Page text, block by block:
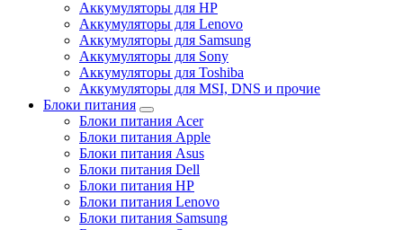
Аккумуляторы для HP
Аккумуляторы для Lenovo
Аккумуляторы для Samsung
Аккумуляторы для Sony
Аккумуляторы для Toshiba
Аккумуляторы для MSI, DNS и прочие
Блоки питания
Блоки питания Acer
Блоки питания Apple
Блоки питания Asus
Блоки питания Dell
Блоки питания HP
Блоки питания Lenovo
Блоки питания Samsung